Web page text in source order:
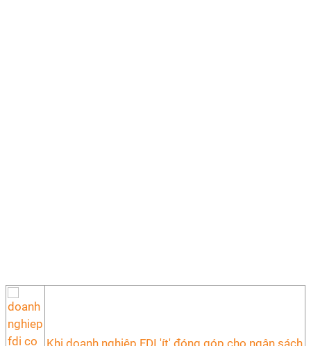
Khi doanh nghiệp FDI 'ít' đóng góp cho ngân sách